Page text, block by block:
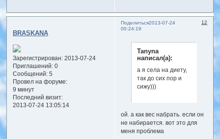
Поделиться 12
2013-07-24
00:24:19
BRASKANA
Зарегистрирован: 2013-07-24
Приглашений:0
Сообщений:5
Провел на форуме:
9 минут
Последний визит:
2013-07-24 13:05:14
Tanyna
написал(а):
а я села на диету,
так до сих пор и
сижу)))
ой. а как вес набрать. если он
не набирается. вот это для
меня проблема